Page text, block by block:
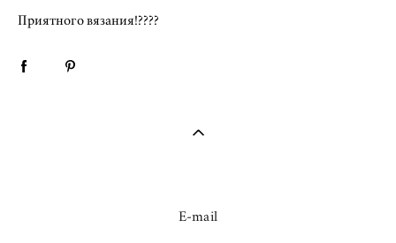
Приятного вязания!????
E-mail